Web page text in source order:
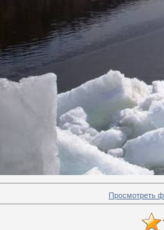
Просмотреть